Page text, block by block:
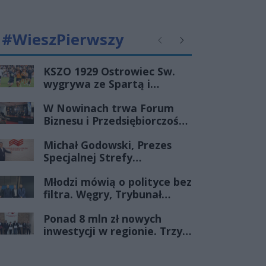
#WieszPierwszy PoprzednieNastępne
KSZO 1929 Ostrowiec Sw.
wygrywa ze Spartą i
barażach o 2 ligę
W Nowinach trwa Forum
Biznesu i Przedsiębiorczości-
Michał Godowski, Prezes
Specjalnej Strefy
„Starachowice”, gościem
Porannej Rozmowy Radia
Młodzi mówią o polityce bez
filtra. Węgry, Trybunał
młode pokolenie naprawdę
zmienia zasady gry
Ponad 8 mln zł nowych
inwestycji w regionie. Trzy